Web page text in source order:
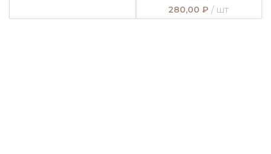
280,00₽ шт